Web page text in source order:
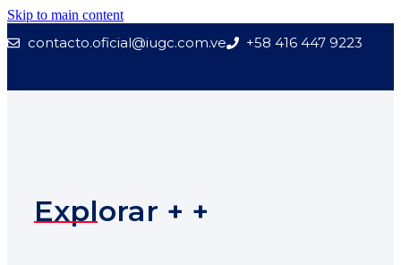
Skip to main content
contacto.oficial@iugc.com.ve +58 416 447 9223
Explorar + +